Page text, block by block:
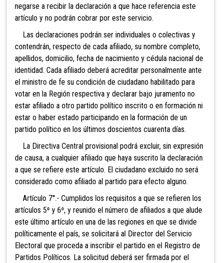
negarse a recibir la declaración a que hace referencia este
artículo y no podrán cobrar por este servicio.
Las declaraciones podrán ser individuales o colectivas y
contendrán, respecto de cada afiliado, su nombre completo,
apellidos, domicilio, fecha de nacimiento y cédula nacional de
identidad. Cada afiliado deberá acreditar personalmente ante
el ministro de fe su condición de ciudadano habilitado para
votar en la Región respectiva y declarar bajo juramento no
estar afiliado a otro partido político inscrito o en formación ni
estar o haber estado participando en la formación de un
partido político en los últimos doscientos cuarenta días.
La Directiva Central provisional podrá excluir, sin expresión
de causa, a cualquier afiliado que haya suscrito la declaración
a que se refiere este artículo. El ciudadano excluido no será
considerado como afiliado al partido para efecto alguno.
Artículo 7°.- Cumplidos los requisitos a que se refieren los
artículos 5º y 6º, y reunido el número de afiliados a que alude
este último artículo en una de las regiones en que se divide
políticamente el país, se solicitará al Director del Servicio
Electoral que proceda a inscribir el partido en el Registro de
Partidos Políticos. La solicitud deberá ser firmada por el